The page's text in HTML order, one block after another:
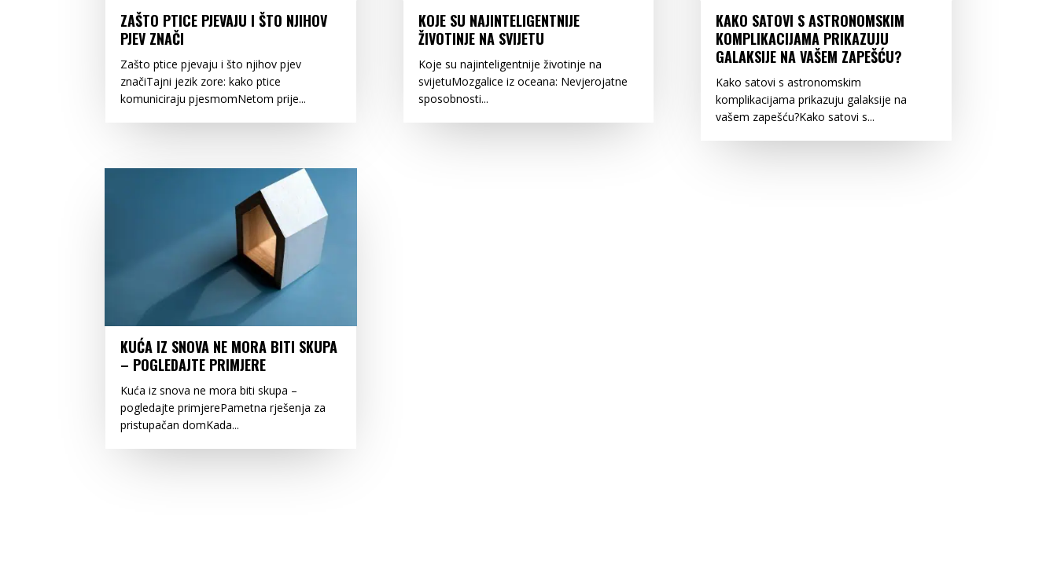
ZAŠTO PTICE PJEVAJU I ŠTO NJIHOV
PJEV ZNAČI
Zašto ptice pjevaju i što njihov pjev
značiTajni jezik zore: kako ptice
komuniciraju pjesmomNetom prije...
KUĆA IZ SNOVA NE MORA BITI SKUPA
– POGLEDAJTE PRIMJERE
Kuća iz snova ne mora biti skupa –
pogledajte primjerePametna rješenja za
pristupačan domKada...
KOJE SU NAJINTELIGENTNIJE
ŽIVOTINJE NA SVIJETU
Koje su najinteligentnije životinje na
svijetuMozgalice iz oceana: Nevjerojatne
sposobnosti...
KAKO SATOVI S ASTRONOMSKIM
KOMPLIKACIJAMA PRIKAZUJU
GALAKSIJE NA VAŠEM ZAPEŠĆU?
Kako satovi s astronomskim
komplikacijama prikazuju galaksije na
vašem zapešću?Kako satovi s...